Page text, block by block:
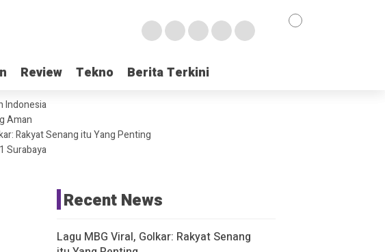
Review Tekno Berita Terkini
Review Tekno Berita Terkini
Indonesia
Aman
Rakyat Senang itu Yang Penting
Surabaya
Recent News
Lagu MBG Viral, Golkar: Rakyat Senang